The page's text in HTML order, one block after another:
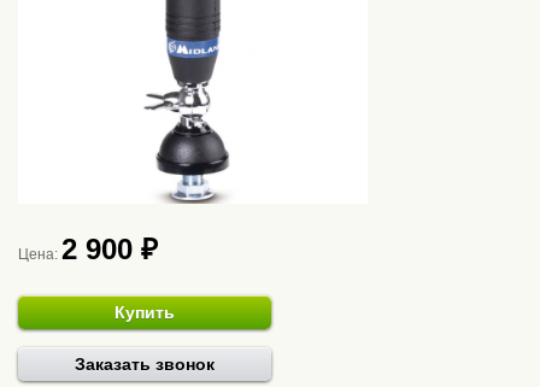
Цена: 2 900 ₽
Купить
Заказать звонок